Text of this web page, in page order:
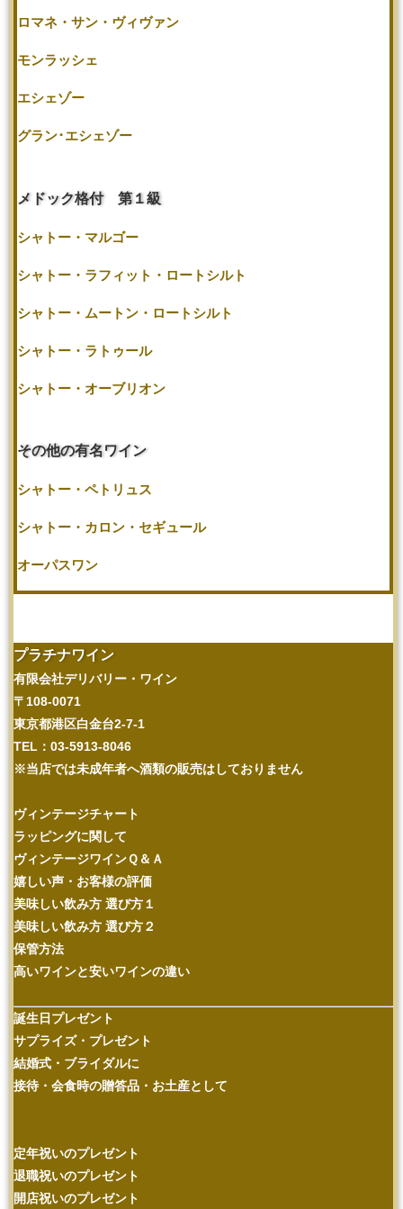
ロマネ・サン・ヴィヴァン
モンラッシェ
エシェゾー
グラン･エシェゾー
メドック格付 第１級
シャトー・マルゴー
シャトー・ラフィット・ロートシルト
シャトー・ムートン・ロートシルト
シャトー・ラトゥール
シャトー・オーブリオン
その他の有名ワイン
シャトー・ペトリュス
シャトー・カロン・セギュール
オーパスワン
プラチナワイン
有限会社デリバリー・ワイン
〒108-0071
東京都港区白金台2-7-1
TEL：03-5913-8046
※当店では未成年者へ酒類の販売はしておりません
ヴィンテージチャート
ラッピングに関して
ヴィンテージワインＱ＆Ａ
嬉しい声・お客様の評価
美味しい飲み方 選び方１
美味しい飲み方 選び方２
保管方法
高いワインと安いワインの違い
誕生日プレゼント
サプライズ・プレゼント
結婚式・ブライダルに
接待・会食時の贈答品・お土産として
定年祝いのプレゼント
退職祝いのプレゼント
開店祝いのプレゼント